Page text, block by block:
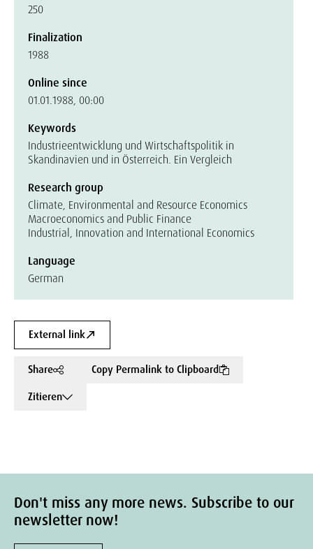
250
Finalization
1988
Online since
01.01.1988, 00:00
Keywords
Industrieentwicklung und Wirtschaftspolitik in
Skandinavien und in Österreich. Ein Vergleich
Research group
Climate, Environmental and Resource Economics
Macroeconomics and Public Finance
Industrial, Innovation and International Economics
Language
German
External link
Share
Copy Permalink to Clipboard
Zitieren
Don't miss any more news. Subscribe to our
newsletter now!